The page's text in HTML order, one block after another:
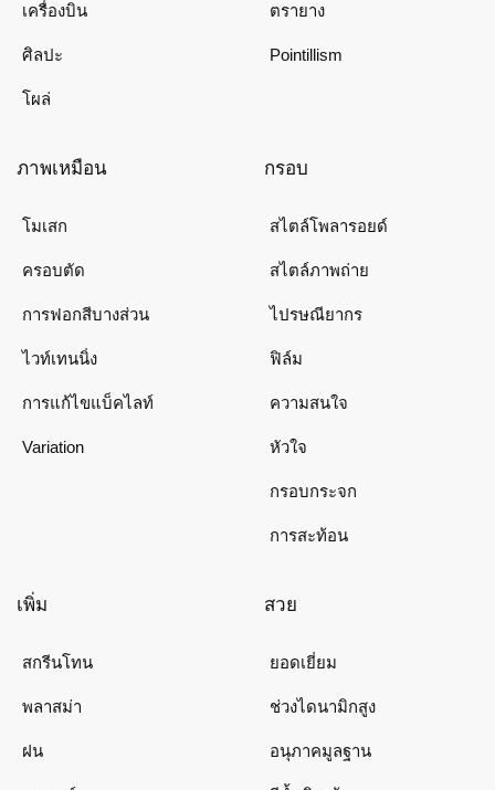
เครื่องบิน
ศิลปะ
โผล่
ตรายาง
Pointillism
ภาพเหมือน
โมเสก
ครอบตัด
การฟอกสีบางส่วน
ไวท์เทนนิ่ง
การแก้ไขแบ็คไลท์
Variation
กรอบ
สไตล์โพลารอยด์
สไตล์ภาพถ่าย
ไปรษณียากร
ฟิล์ม
ความสนใจ
หัวใจ
กรอบกระจก
การสะท้อน
เพิ่ม
สกรีนโทน
พลาสม่า
ฝน
สวย
ยอดเยี่ยม
ช่วงไดนามิกสูง
อนุภาคมูลฐาน